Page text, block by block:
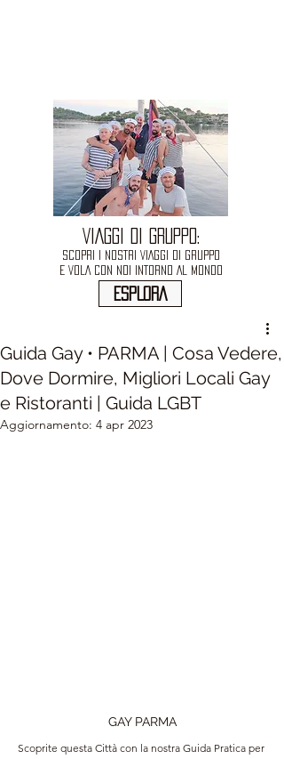
VIAGGI DI GRUPPO:
SCOPRI I NOSTRI VIAGGI DI GRUPPO
E VOLA CON NOI INTORNO AL MONDO
ESPLORA
Guida Gay • PARMA | Cosa Vedere,
Dove Dormire, Migliori Locali Gay
e Ristoranti | Guida LGBT
Aggiornamento: 4 apr 2023
GAY PARMA
Scoprite questa Città con la nostra Guida Pratica per